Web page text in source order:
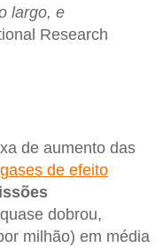
largo, e
Research
de aumento das
de efeito
dobrou,
milhão) em média